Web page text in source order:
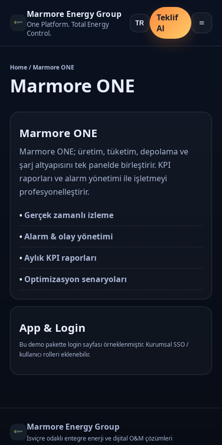
Marmore Energy Group
One Platform. Total Energy
Control.
Teklif
Al
Home / Marmore ONE
Marmore ONE
Marmore ONE
Marmore ONE; üretim, tüketim, depolama ve
şarj altyapısını tek panelde birleştirir. KPI
raporları ve alarm yönetimi ile işletmeyi
profesyonelleştirir.
• Gerçek zamanlı izleme
•Alarm & olay yönetimi
•Aylık KPI raporları
• Optimizasyon senaryoları
App & Login
Bu demo pakette login sayfası örneklenmiştir. Kurumsal SSO /
kullanıcı rolleri eklenebilir.
Marmore Energy Group
İsviçre odaklı entegre enerji ve dijital O&M çözümleri